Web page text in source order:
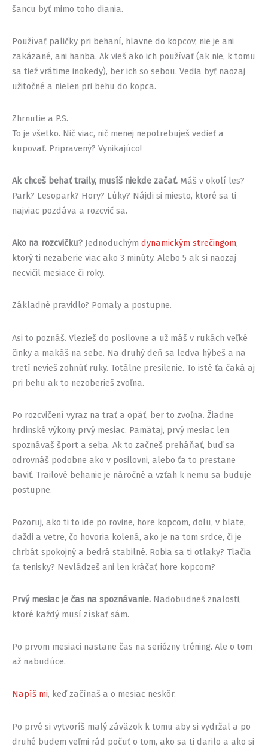
šancu byť mimo toho diania.
Používať paličky pri behaní, hlavne do kopcov, nie je ani
zakázané, ani hanba. Ak vieš ako ich používať (ak nie, k tomu
sa tiež vrátime inokedy), ber ich so sebou. Vedia byť naozaj
užitočné a nielen pri behu do kopca.
Zhrnutie a P.S.
To je všetko. Nič viac, nič menej nepotrebuješ vedieť a
kupovať. Pripravený? Vynikajúco!
Ak chceš behať traily, musíš niekde začať. Máš v okolí les?
Park? Lesopark? Hory? Lúky? Nájdi si miesto, ktoré sa ti
najviac pozdáva a rozcvič sa.
Ako na rozcvičku? Jednoduchým dynamickým strečingom,
ktorý ti nezaberie viac ako 3 minúty. Alebo 5 ak si naozaj
necvičil mesiace či roky.
Základné pravidlo? Pomaly a postupne.
Asi to poznáš. Vlezieš do posilovne a už máš v rukách veľké
činky a makáš na sebe. Na druhý deň sa ledva hýbeš a na
tretí nevieš zohnúť ruky. Totálne presilenie. To isté ťa čaká aj
pri behu ak to nezoberieš zvoľna.
Po rozcvičení vyraz na trať a opäť, ber to zvoľna. Žiadne
hrdinské výkony prvý mesiac. Pamätaj, prvý mesiac len
spoznávaš šport a seba. Ak to začneš preháňať, buď sa
odrovnáš podobne ako v posilovni, alebo ťa to prestane
baviť. Trailové behanie je náročné a vzťah k nemu sa buduje
postupne.
Pozoruj, ako ti to ide po rovine, hore kopcom, dolu, v blate,
daždi a vetre, čo hovoria kolená, ako je na tom srdce, či je
chrbát spokojný a bedrá stabilné. Robia sa ti otlaky? Tlačia
ťa tenisky? Nevládzeš ani len kráčať hore kopcom?
Prvý mesiac je čas na spoznávanie. Nadobudneš znalosti,
ktoré každý musí získať sám.
Po prvom mesiaci nastane čas na seriózny tréning. Ale o tom
až nabudúce.
Napíš mi, keď začínaš a o mesiac neskôr.
Po prvé si vytvoríš malý záväzok k tomu aby si vydržal a po
druhé budem veľmi rád počuť o tom, ako sa ti darilo a ako si